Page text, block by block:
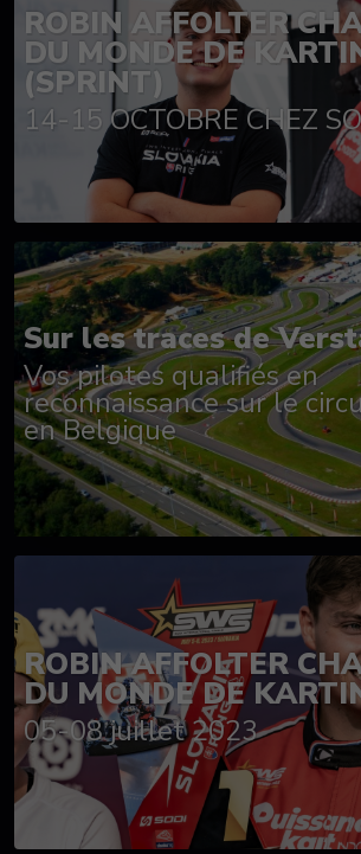
ROBIN AFFOLTER
DU MONDE DE
(SPRINT)
14-15 OCTOBRE CHEZ
Sur les traces de
Vos pilotes qualifiés en
reconnaissance sur le
en Belgique
ROBIN AFFOLTER
DU MONDE DE
05-08 juillet 2023